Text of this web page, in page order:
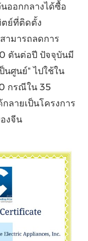
ออกกลางได้ซื้อ
ตย์ที่ติดตั้ง
ามารถลดการ
ตันต่อปี ปัจจุบันมี
นศูนย์" ไปใช้ใน
กรณีใน 35
ลายเป็นโครงการ
งจีน